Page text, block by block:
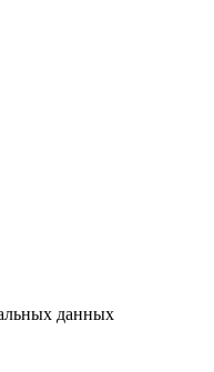
данных